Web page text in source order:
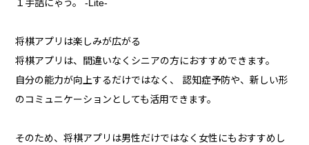
１手詰にゃう。 -Lite-
将棋アプリは楽しみが広がる
将棋アプリは、間違いなくシニアの方におすすめできます。
自分の能力が向上するだけではなく、 認知症予防や、新しい形
のコミュニケーションとしても活用できます。
そのため、将棋アプリは男性だけではなく女性にもおすすめし